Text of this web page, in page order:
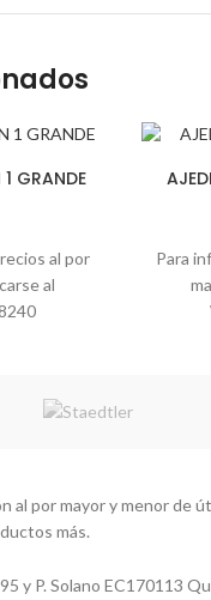
GRANDE
al por
al
Para
al por mayor y menor de
más.
y P. Solano EC170113